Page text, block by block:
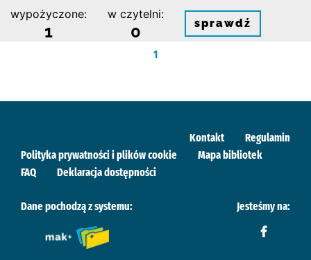
wypożyczone:
1
w czytelni:
0 sprawdź
1
Kontakt
Regulamin
Polityka prywatności i plików cookie
Mapa bibliotek
FAQ
Deklaracja dostępności
Dane pochodzą z systemu: Jesteśmy na: